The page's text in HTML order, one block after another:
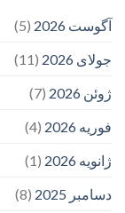
آگوست 2026
(5)
جولای 2026
(11)
ژوئن 2026
(7)
فوریه 2026
(4)
ژانویه 2026
(1)
دسامبر 2025
(8)